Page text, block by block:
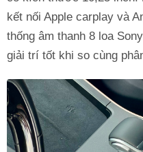
kết nối Apple carplay và
thống âm thanh 8 loa
giải trí tốt khi so cùng